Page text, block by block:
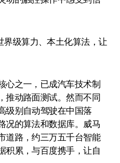
界级算力、本土化算法，让
心之一，已成汽车技术制
推动路面测试。然而不同
级别自动驾驶在中国落
况的算法和数据库。威马
道路，约三万五千台智能
积累，与百度携手，让自